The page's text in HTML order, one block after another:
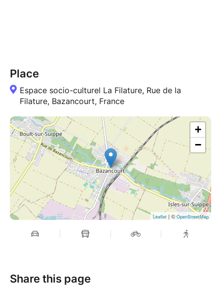
Place
Espace socio-culturel La Filature, Rue de la
Filature, Bazancourt, France
+
−
Leaflet | ©OpenStreetMap
Share this page